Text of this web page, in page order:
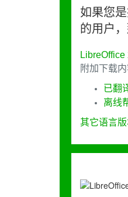
如果您
的用户
LibreOffice
附加下载
已翻
离线
其它语言版